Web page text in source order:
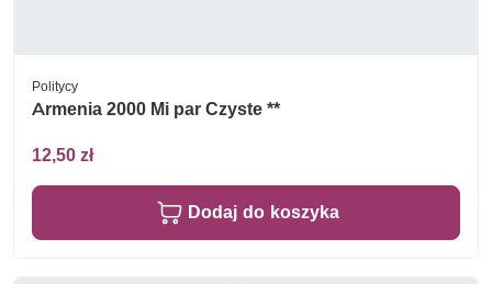
Politycy
Armenia 2000 Mi par Czyste **
12,50 zł
Dodaj do koszyka